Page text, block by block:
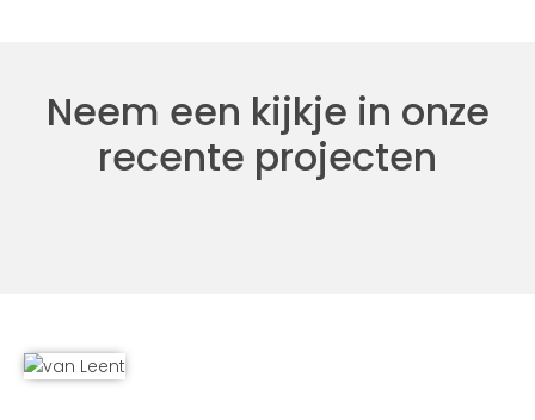
Neem een kijkje in onze
recente projecten